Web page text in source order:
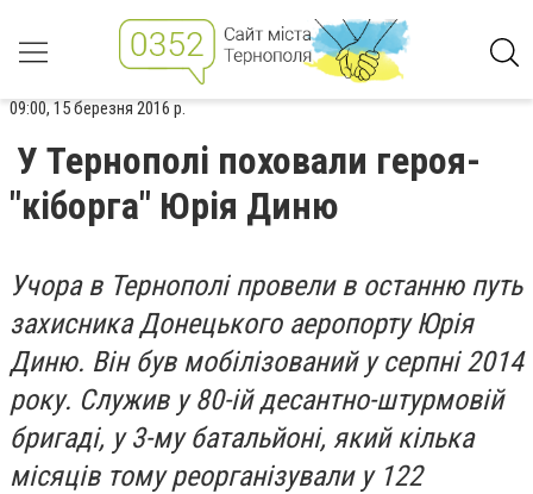
09:00, 15 березня 2016 р.
У Тернополі поховали героя-
"кіборга" Юрія Диню
Учора в Тернополі провели в останню путь
захисника Донецького аеропорту Юрія
Диню. Він був мобілізований у серпні 2014
року. Служив у 80-ій десантно-штурмовій
бригаді, у 3-му батальйоні, який кілька
місяців тому реорганізували у 122